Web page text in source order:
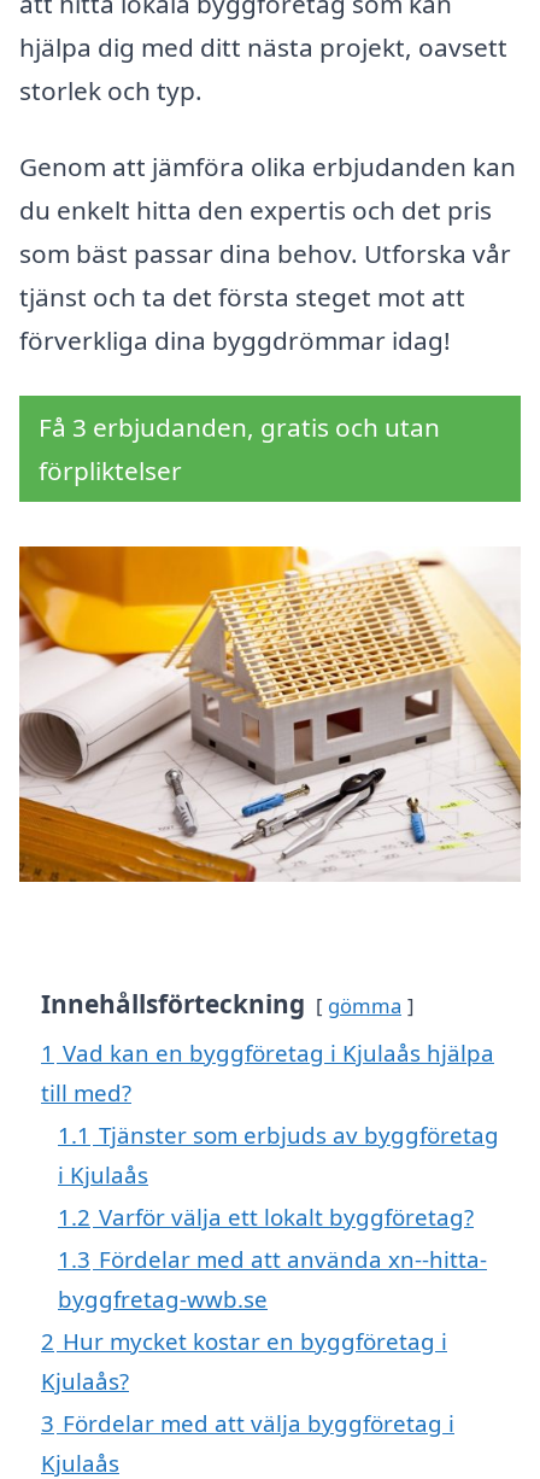
hjälpa dig med ditt nästa projekt, oavsett
storlek och typ.
Genom att jämföra olika erbjudanden kan
du enkelt hitta den expertis och det pris
som bäst passar dina behov. Utforska vår
tjänst och ta det första steget mot att
förverkliga dina byggdrömmar idag!
Få 3 erbjudanden, gratis och utan
förpliktelser
Innehållsförteckning gömma
1 Vad kan en byggföretag i Kjulaås hjälpa
till med?
1.1 Tjänster som erbjuds av byggföretag
i Kjulaås
1.2 Varför välja ett lokalt byggföretag?
1.3 Fördelar med att använda xn--hitta-
byggfretag-wwb.se
2 Hur mycket kostar en byggföretag i
Kjulaås?
3 Fördelar med att välja byggföretag i
Kjulaås